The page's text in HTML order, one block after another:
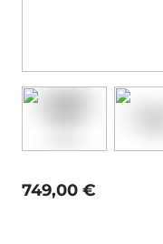
749,00 €